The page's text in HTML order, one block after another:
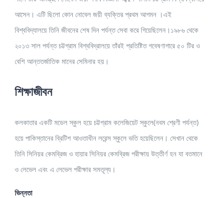
আসেন। এটি ছিলো কোন নোবেল জয়ী ব্যক্তির প্রথম আগমন ।এই
বিশ্ববিদ্যালয়ে তিনি জীবনের শেষ দিন পর্যন্ত সেবা করে গিয়েছিলেন।১৯৮৬ থেকে
২০১৩ সাল পর্যন্ত চট্টগ্রাম বিশ্ববিদ্রালয়ে তাঁরই প্রতিষ্টিত গবেষণাগারে ৫০ টির ও
বেশি আন্ততর্জাতিক মানের সেমিনার হয়।
শিক্ষাজীবন
কলকাতার একটি মডেল স্কুল হয়ে চট্টগ্রাম কলেজিয়েট স্কুলে(নবম শ্রেণী পর্যন্ত)
হয়ে পাকিস্তানের ব্রিটিশ আওতাধীন লরেন্স স্কুলে ভতি হয়েছিলেন। সেখান থেকে
তিনি সিনিয়র কেমব্রিজ ও হায়ার সিনিয়র কেমব্রিজ পরীক্ষায় উত্তীর্ণ হন যা বতমানে
ও লেভেল এবং এ লেভেল পরীক্ষার সমতূল্য।
ভিন্নতা